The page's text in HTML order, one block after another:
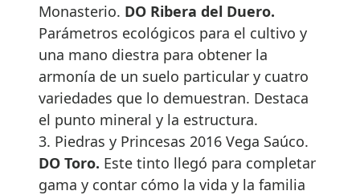
Monasterio. DO Ribera del Duero.
Parámetros ecológicos para el cultivo y
una mano diestra para obtener la
armonía de un suelo particular y cuatro
variedades que lo demuestran. Destaca
el punto mineral y la estructura.
3. Piedras y Princesas 2016 Vega Saúco.
DO Toro. Este tinto llegó para completar
gama y contar cómo la vida y la familia